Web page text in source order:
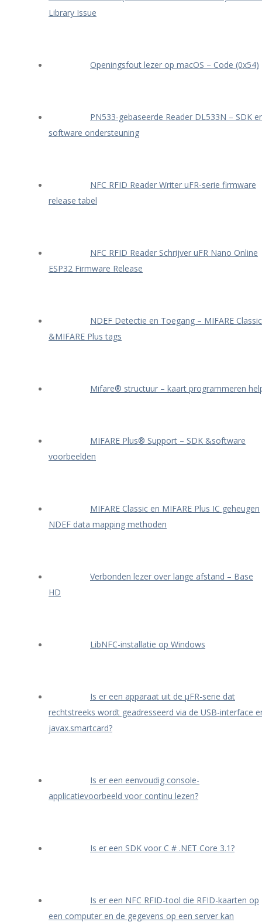
Library Issue
Openingsfout lezer op macOS – Code (0x54)
PN533-gebaseerde Reader DL533N – SDK
software ondersteuning
NFC RFID Reader Writer uFR-serie firmware
release tabel
NFC RFID Reader Schrijver uFR Nano Online
ESP32 Firmware Release
NDEF Detectie en Toegang – MIFARE Classic
&MIFARE Plus tags
Mifare® structuur – kaart programmeren
MIFARE Plus® Support – SDK &software
voorbeelden
MIFARE Classic en MIFARE Plus IC geheugen
NDEF data mapping methoden
Verbonden lezer over lange afstand – Base
HD
LibNFC-installatie op Windows
Is er een apparaat uit de μFR-serie dat
rechtstreeks wordt geadresseerd via de USB-interface
javax.smartcard?
Is er een eenvoudig console-
applicatievoorbeeld voor continu lezen?
Is er een SDK voor C # .NET Core 3.1?
Is er een NFC RFID-tool die RFID-kaarten op
een computer en de gegevens op een server kan